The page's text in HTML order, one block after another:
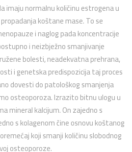
imaju normalnu količinu estrogena u
koštane mase. To se
i naglog pada koncentracije
i neizbježno smanjivanje
bolesti, neadekvatna prehrana,
i genetska predispozicija taj proces
dovesti do patološkog smanjenja
osteoporoza. Izrazito bitnu ulogu u
mineral kalcijum. On zajedno s
s kolagenom čine osnovu koštanog
koji smanji količinu slobodnog
osteoporoze.